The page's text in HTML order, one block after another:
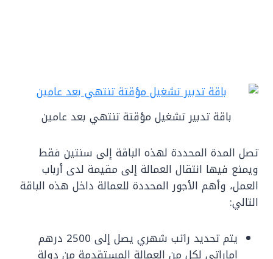
باقة تدبير تشغيل مؤقتة تنتهي بعد عامين
تصل المدة المحددة لهذه الباقة إلى سنتين فقط
ويمنع فيها انتقال العمالة إلى مقيمة لدى أرباب
العمل، وأهم الأجور المحددة للعمالة داخل هذه الباقة
التالي:
يتم تحديد راتب شهري يصل إلى 2500 درهم
إماراتي لكل من العمالة المستقدمة من دولة